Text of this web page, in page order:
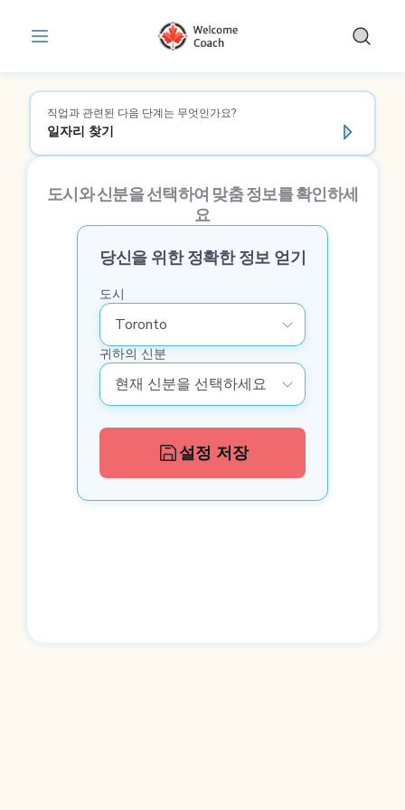
직업과 관련된 다음 단계는 무엇인가요?
일자리 찾기
도시와 신분을 선택하여 맞춤 정보를 확인하세
요
당신을 위한 정확한 정보 얻기
도시
귀하의 신분
설정 저장